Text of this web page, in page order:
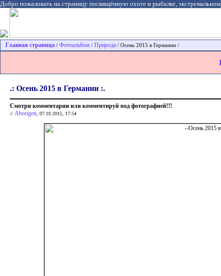
Добро пожаловать на страницу посвящённую охоте и рыбалке,
Главная страница / Фотоальбом / Природа / Осень 2015 в Германии /
.: Осень 2015 в Германии :.
Смотри комментарии или комментируй под фотографией!!!
// Aborigen , 07.10.2015, 17:54